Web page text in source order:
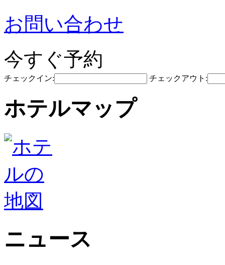
お問い合わせ
今すぐ予約
チェックイン: チェックアウト:
ホテルマップ
ニュース